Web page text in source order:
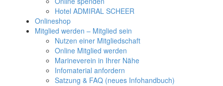
Hotel ADMIRAL SCHEER
Onlineshop
Mitglied werden – Mitglied sein
Nutzen einer Mitgliedschaft
Online Mitglied werden
Marineverein in Ihrer Nähe
Infomaterial anfordern
Satzung & FAQ (neues Infohandbuch)